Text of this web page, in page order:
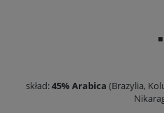
skład:45% Arabica (Brazylia,